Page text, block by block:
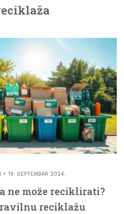
19. SEPTEMBAR 2024.
ne može reciklirati?
reciklažu